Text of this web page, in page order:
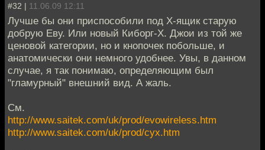
#32 | 11.06.09 12:11
Лучше бы они приспособили под Х-ящик старую
добрую Еву. Или новый Киборг-Х. Джои из той же
ценовой категории, но и кнопочек побольше, и
анатомически они немного удобнее. Увы, в данном
случае, я так понимаю, определяющим был
"гламурный" внешний вид. А жаль.
См.
http://www.saitek.com/uk/prod/evowireless.htm
http://www.saitek.com/uk/prod/cyx.htm